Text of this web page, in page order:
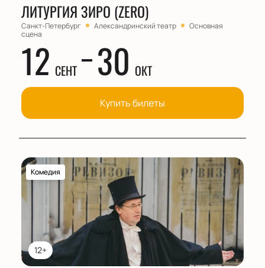
ЛИТУРГИЯ ЗИРО (ZERO)
Санкт-Петербург Александринский театр
Основная
сцена
12 СЕНТ 30 ОКТ
Купить билеты
12+
Комедия